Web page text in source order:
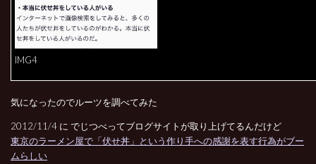
IMG4
気になったのでルーツを調べてみた
2012/11/4 に でじつべってブログサイトが取り上げてるんだけど
東京のラーメン屋で「伏せ丼」という作り手への感謝を表す行為がブー
ムらしい